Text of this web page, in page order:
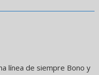
línea de siempre Bono y